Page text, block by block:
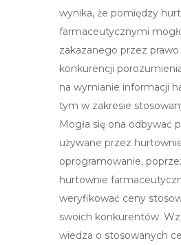
wynika, że pomiędzy
farmaceutycznymi
zakazanego przez
konkurencji
na wymianie informacji
tym w zakresie
Mogła się ona odbywać
używane przez
oprogramowanie,
hurtownie
weryfikować ceny
swoich konkurentów.
wiedza o stosowanych